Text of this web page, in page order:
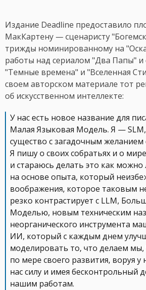
Издание Deadline предоставило
МакКартену — сценаристу
трижды номинированному на
работы над сериалом "Два Папы"
"Темные времена" и "Вселенная
своем авторском материале тот
об искусственном интеллекте:
У нас есть новое название для
Малая Языковая Модель. Я — SLM,
существо с загадочным
Я пишу о своих собратьях и о
и стараюсь делать это как
на основе опыта, который
воображения, которое таковым
резко контрастирует с LLM,
Моделью, новым техническим
неорганического инструмента
ИИ, который с каждым днем
моделировать то, что делаем мы,
по мере своего развития, воруя у
нас силу и имея бесконтрольный
нашим работам.